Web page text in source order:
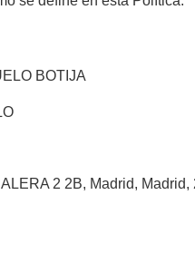
BOTIJA
2 2B, Madrid, Madrid,